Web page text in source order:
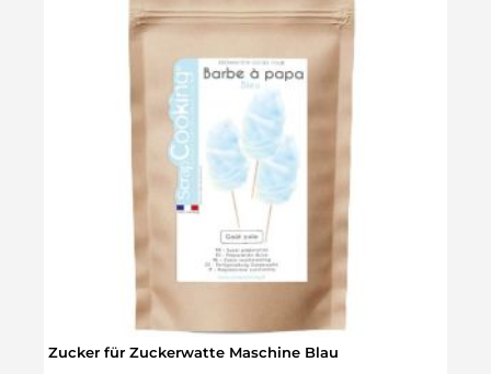
Zucker für Zuckerwatte Maschine Blau